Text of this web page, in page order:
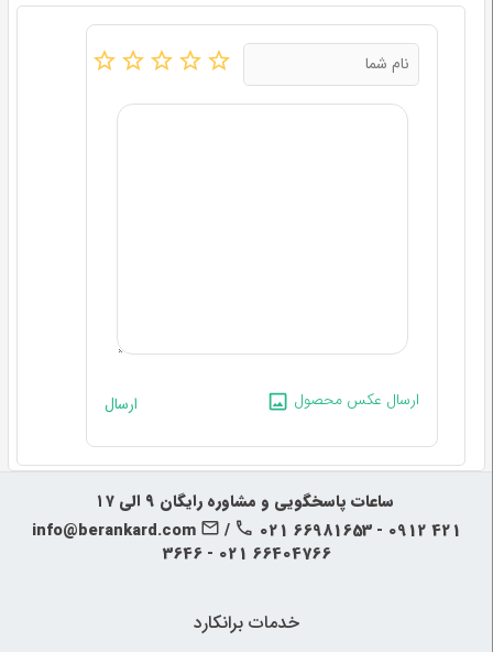
ارسال عکس محصول ارسال
‍‍ ساعات پاسخگویی و مشاوره رایگان ۹ الی ۱۷
info@berankard.com
/
021 66981653 - 0912 421
3646 - 021 66404766
خدمات برانکارد